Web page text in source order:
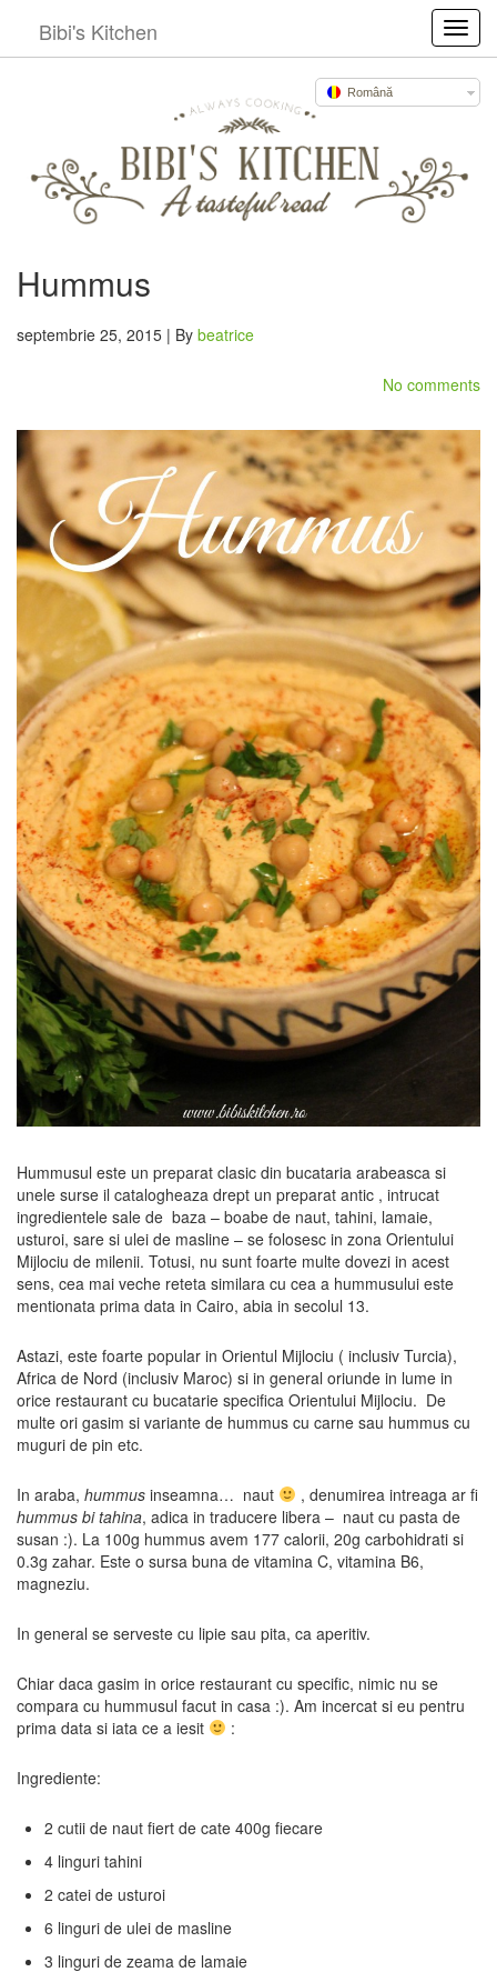
Română
Bibi's Kitchen
Hummus
septembrie 25, 2015 | By beatrice
No comments
Hummusul este un preparat clasic din bucataria arabeasca si
unele surse il catalogheaza drept un preparat antic , intrucat
ingredientele sale de baza – boabe de naut, tahini, lamaie,
usturoi, sare si ulei de masline – se folosesc in zona Orientului
Mijlociu de milenii. Totusi, nu sunt foarte multe dovezi in acest
sens, cea mai veche reteta similara cu cea a hummusului este
mentionata prima data in Cairo, abia in secolul 13.
Astazi, este foarte popular in Orientul Mijlociu ( inclusiv Turcia),
Africa de Nord (inclusiv Maroc) si in general oriunde in lume in
orice restaurant cu bucatarie specifica Orientului Mijlociu. De
multe ori gasim si variante de hummus cu carne sau hummus cu
muguri de pin etc.
In araba, hummus inseamna… naut
, denumirea intreaga ar fi
hummus bi tahina, adica in traducere libera – naut cu pasta de
susan :). La 100g hummus avem 177 calorii, 20g carbohidrati si
0.3g zahar. Este o sursa buna de vitamina C, vitamina B6,
magneziu.
In general se serveste cu lipie sau pita, ca aperitiv.
Chiar daca gasim in orice restaurant cu specific, nimic nu se
compara cu hummusul facut in casa :). Am incercat si eu pentru
prima data si iata ce a iesit
:
Ingrediente:
2 cutii de naut fiert de cate 400g fiecare
4 linguri tahini
2 catei de usturoi
6 linguri de ulei de masline
3 linguri de zeama de lamaie